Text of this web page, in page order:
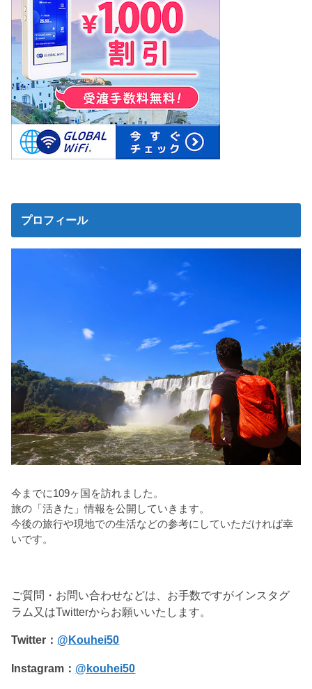
プロフィール
今までに109ヶ国を訪れました。
旅の「活きた」情報を公開していきます。
今後の旅行や現地での生活などの参考にしていただければ幸
いです。
ご質問・お問い合わせなどは、お手数ですがインスタグ
ラム又はTwitterからお願いいたします。
Twitter： @Kouhei50
Instagram： @kouhei50